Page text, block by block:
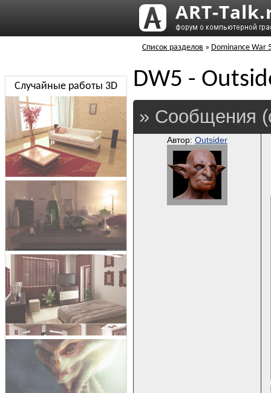
Список разделов » Dominance War
DW5 -
» Сообщения
Автор: Outsider
Случайные работы 3D